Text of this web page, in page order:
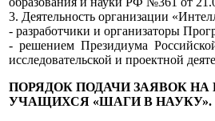
3. Деятельность организации
- разработчики и организаторы
- решением Президиума
исследовательской и проектной
ПОРЯДОК ПОДАЧИ ЗАЯВОК
УЧАЩИХСЯ «ШАГИ В НАУКУ».